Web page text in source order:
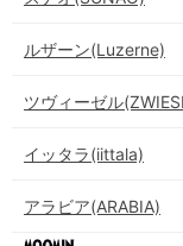
ルザーン(Luzerne)
ツヴィーゼル
イッタラ(iittala)
アラビア(ARABIA)